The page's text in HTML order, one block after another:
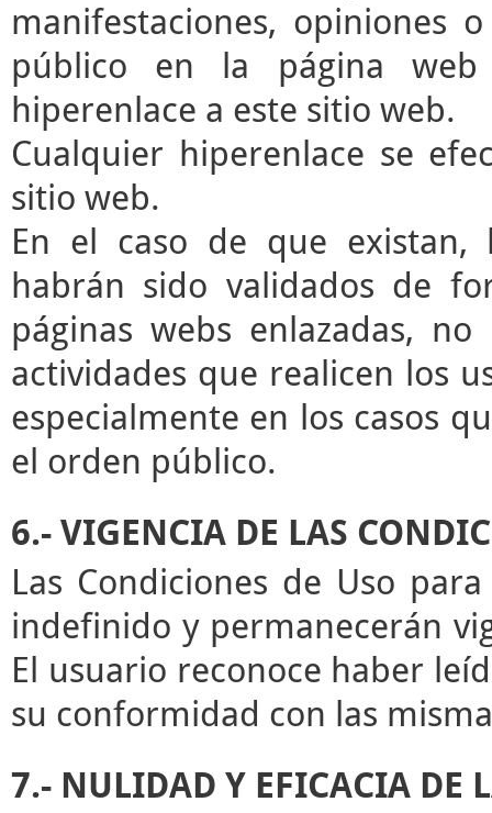
manifestaciones, opiniones
público en la página
hiperenlace a este sitio web.
Cualquier hiperenlace se
sitio web.
En el caso de que existan,
habrán sido validados de
páginas webs enlazadas,
actividades que realicen los
especialmente en los casos
el orden público.
6.- VIGENCIA DE LAS
Las Condiciones de Uso
indefinido y permanecerán
El usuario reconoce haber
su conformidad con las
7.- NULIDAD Y EFICACIA DE